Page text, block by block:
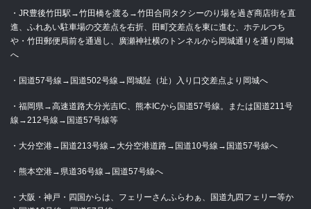
・JR豊後竹田駅→竹田橋を渡る→竹田合同タクシーのり場を過ぎ商店街を直
進、ふれあい駐車場の交差点を右折、田町交差点を東に進む、ホテルつち
や・竹田郵便局前を通過し、廣瀬神社横のトンネルから岡城通りを通り岡城
へ
・国道57号線→国道502号線→岡城阯（址）入り口交差点より岡城へ
・福岡県→高速道路大分光吉IC、熊本ICから国道57号線。または国道211号
線→212号線→国道57号線等
・大分空港→国道213号線→大分空港道路→国道10号線→国道57号線へ
・熊本空港→県道36号線→国道57号線へ
・大阪・神戸・四国からは、フェリーさんふらわぁ、国道九四フェリー等か